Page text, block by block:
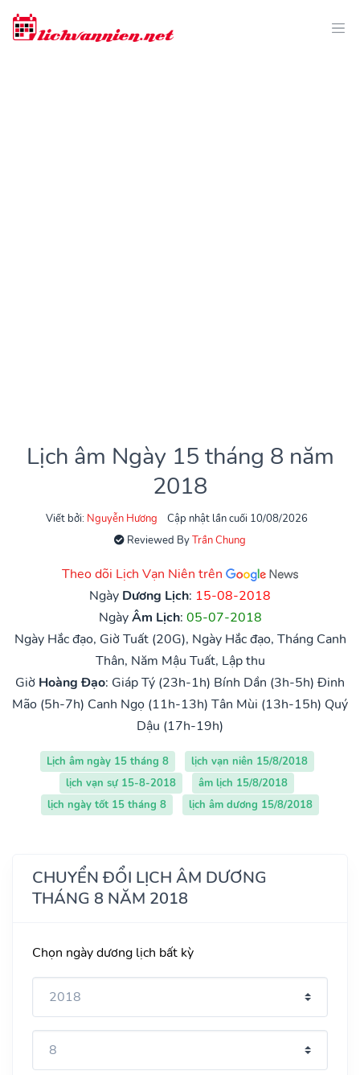
Lịch âm Ngày 15 tháng 8 năm
2018
Viết bởi: Nguyễn Hương
Cập nhật lần cuối 10/08/2026
Reviewed ByTrần Chung
Theo dõi Lịch Vạn Niên trên
Ngày Dương Lịch: 15-08-2018
NgàyÂm Lịch: 05-07-2018
Ngày Hắc đạo, Giờ Tuất (20G), Ngày Hắc đạo, Tháng Canh
Thân, Năm Mậu Tuất, Lập thu
Giờ Hoàng Đạo: Giáp Tý (23h-1h) Bính Dần (3h-5h) Đinh
Mão (5h-7h) Canh Ngọ (11h-13h) Tân Mùi (13h-15h) Quý
Dậu (17h-19h)
Lịch âm ngày 15 tháng 8
lịch vạn niên 15/8/2018
lịch vạn sự 15-8-2018
âm lịch 15/8/2018
lịch ngày tốt 15 tháng 8
lịch âm dương 15/8/2018
CHUYỂN ĐỔI LỊCH ÂM DƯƠNG
THÁNG 8 NĂM 2018
Chọn ngày dương lịch bất kỳ